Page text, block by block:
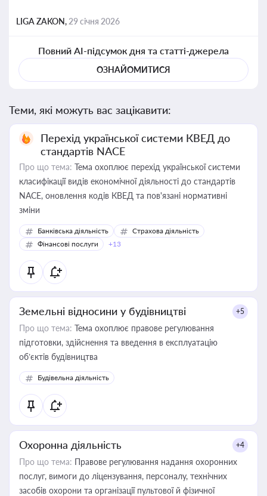
LIGA ZAKON, 29 січня 2026
Повний AI-підсумок дня та статті-джерела
ОЗНАЙОМИТИСЯ
Теми, які можуть вас зацікавити:
Перехід української системи КВЕД до
стандартів NACE
Про що тема: Тема охоплює перехід української системи
класифікації видів економічної діяльності до стандартів
NACE, оновлення кодів КВЕД та пов'язані нормативні
зміни
Банківська діяльність
Страхова діяльність
Фінансові послуги
+13
Земельні відносини у будівництві +5
Про що тема: Тема охоплює правове регулювання
підготовки, здійснення та введення в експлуатацію
об’єктів будівництва
Будівельна діяльність
Охоронна діяльність +4
Про що тема: Правове регулювання надання охоронних
послуг, вимоги до ліцензування, персоналу, технічних
засобів охорони та організації пультової й фізичної